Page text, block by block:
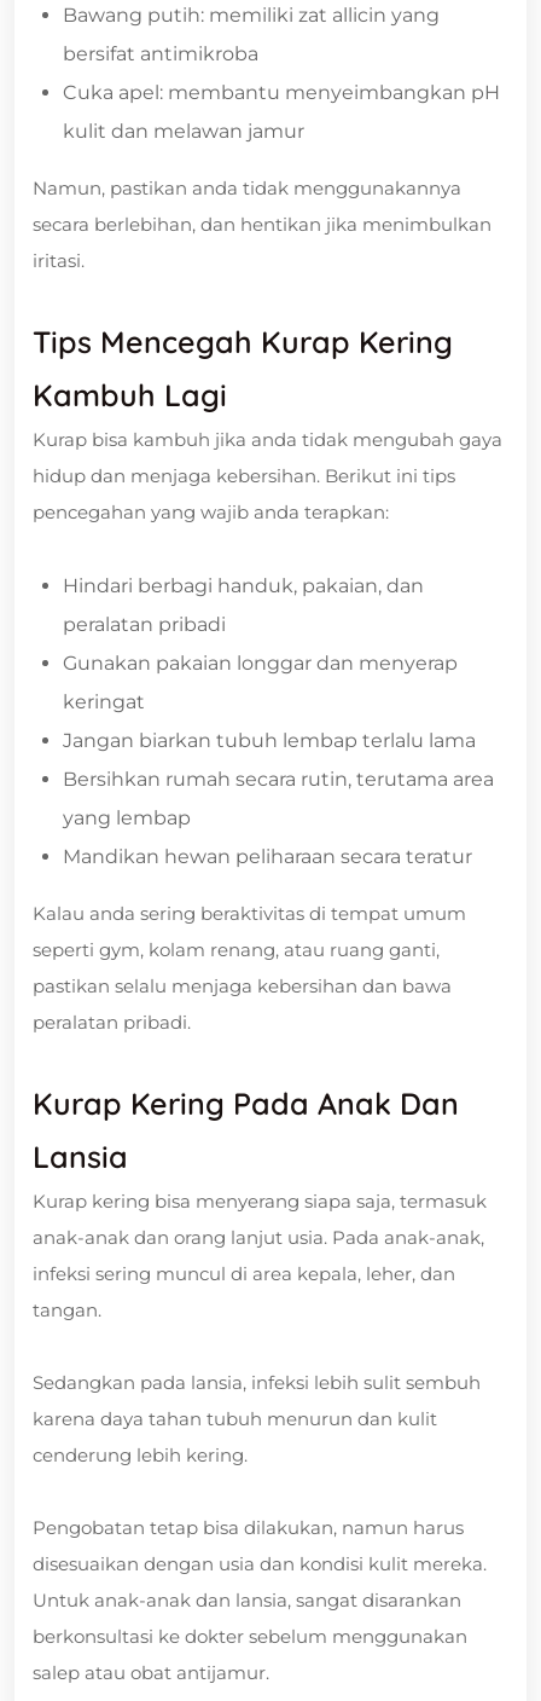
Bawang putih: memiliki zat allicin yang
bersifat antimikroba
Cuka apel: membantu menyeimbangkan pH
kulit dan melawan jamur
Namun, pastikan anda tidak menggunakannya
secara berlebihan, dan hentikan jika menimbulkan
iritasi.
Tips Mencegah Kurap Kering
Kambuh Lagi
Kurap bisa kambuh jika anda tidak mengubah gaya
hidup dan menjaga kebersihan. Berikut ini tips
pencegahan yang wajib anda terapkan:
Hindari berbagi handuk, pakaian, dan
peralatan pribadi
Gunakan pakaian longgar dan menyerap
keringat
Jangan biarkan tubuh lembap terlalu lama
Bersihkan rumah secara rutin, terutama area
yang lembap
Mandikan hewan peliharaan secara teratur
Kalau anda sering beraktivitas di tempat umum
seperti gym, kolam renang, atau ruang ganti,
pastikan selalu menjaga kebersihan dan bawa
peralatan pribadi.
Kurap Kering Pada Anak Dan
Lansia
Kurap kering bisa menyerang siapa saja, termasuk
anak-anak dan orang lanjut usia. Pada anak-anak,
infeksi sering muncul di area kepala, leher, dan
tangan.
Sedangkan pada lansia, infeksi lebih sulit sembuh
karena daya tahan tubuh menurun dan kulit
cenderung lebih kering.
Pengobatan tetap bisa dilakukan, namun harus
disesuaikan dengan usia dan kondisi kulit mereka.
Untuk anak-anak dan lansia, sangat disarankan
berkonsultasi ke dokter sebelum menggunakan
salep atau obat antijamur.